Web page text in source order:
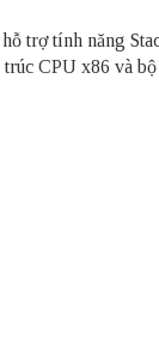
trợ tính năng
CPU x86 và